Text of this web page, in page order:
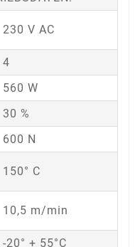
230 V AC
4
560 W
30 %
600 N
150° C
10,5 m/min
-20° + 55°C